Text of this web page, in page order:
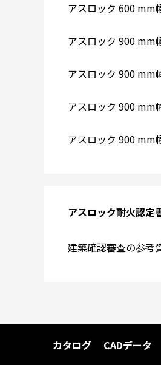
アスロック 600 mm
アスロック 900 mm
アスロック 900 mm
アスロック 900 mm
アスロック 900 mm
アスロック耐火認定
建築確認審査の参考
カタログ CADデータ